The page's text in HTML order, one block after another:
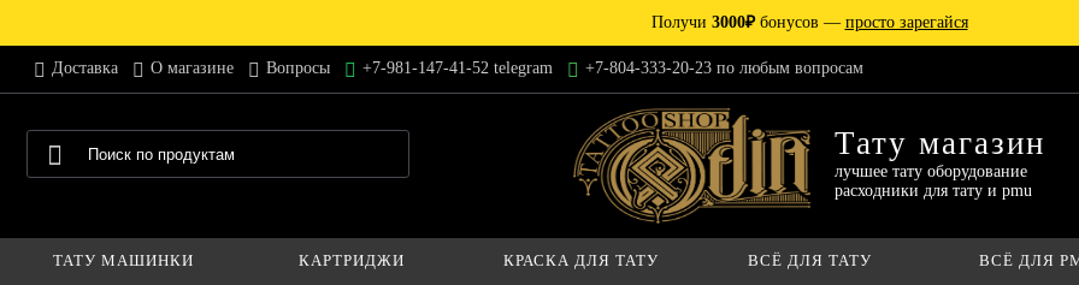
Получи 3000₽бонусов — просто зарегайся
Доставка О магазине Вопросы +7-981-147-41-52 telegram +7-804-333-20-23 по любым вопросам
Тату магазин
лучшее тату оборудование
расходники для тату и pmu
ТАТУ МАШИНКИ КАРТРИДЖИ КРАСКА ДЛЯ ТАТУ ВСЁ ДЛЯ ТАТУ ВСЁ ДЛЯ